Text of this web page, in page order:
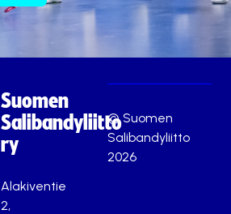
Suomen
Salibandyliitto
ry
Alakiventie
2,
© Suomen
Salibandyliitto
2026